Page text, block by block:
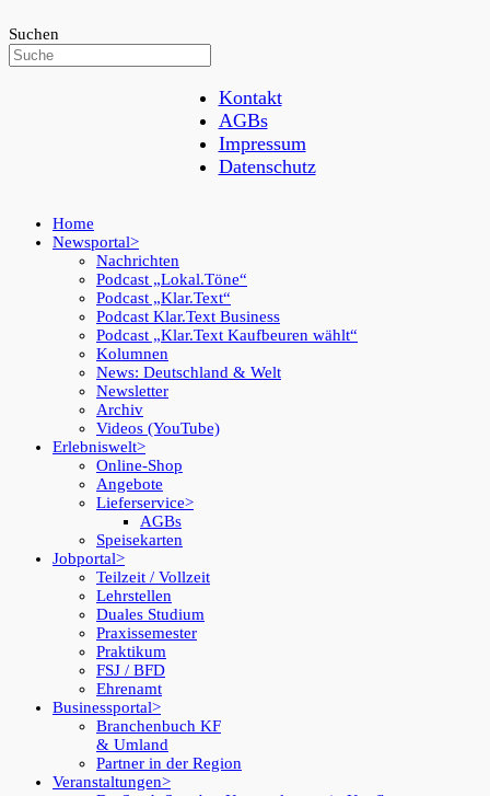
Suchen
Kontakt
AGBs
Impressum
Datenschutz
Home
Newsportal
Nachrichten
Podcast „Lokal.Töne“
Podcast „Klar.Text“
Podcast Klar.Text Business
Podcast „Klar.Text Kaufbeuren wählt“
Kolumnen
News: Deutschland & Welt
Newsletter
Archiv
Videos (YouTube)
Erlebniswelt
Online-Shop
Angebote
Lieferservice
AGBs
Speisekarten
Jobportal
Teilzeit / Vollzeit
Lehrstellen
Duales Studium
Praxissemester
Praktikum
FSJ / BFD
Ehrenamt
Businessportal
Branchenbuch KF
& Umland
Partner in der Region
Veranstaltungen